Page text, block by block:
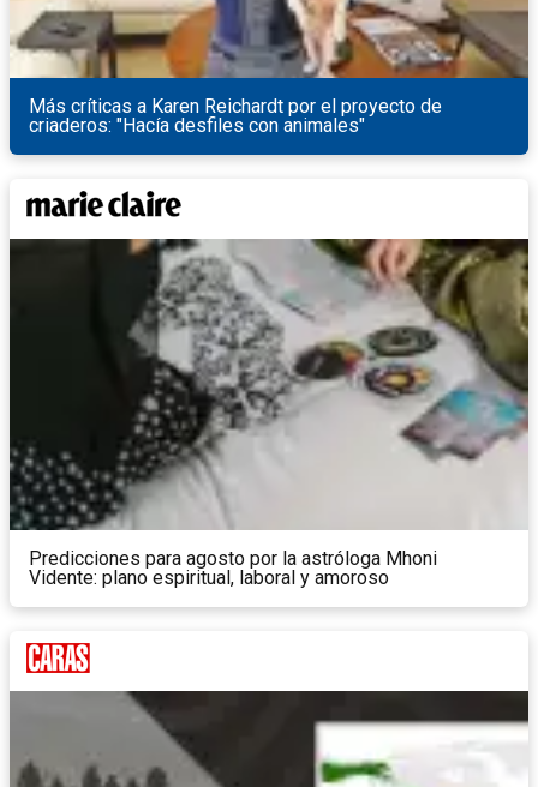
Más críticas a Karen Reichardt por el proyecto de
criaderos: "Hacía desfiles con animales"
Predicciones para agosto por la astróloga Mhoni
Vidente: plano espiritual, laboral y amoroso